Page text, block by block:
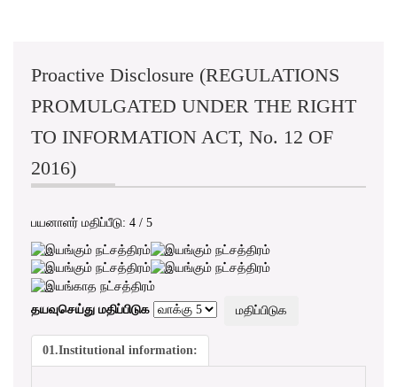
Proactive Disclosure (REGULATIONS
PROMULGATED UNDER THE RIGHT
TO INFORMATION ACT, No. 12 OF
2016)
பயனாளர் மதிப்பீடு: 4 / 5
தயவுசெய்து மதிப்பிடுக
01.Institutional information: